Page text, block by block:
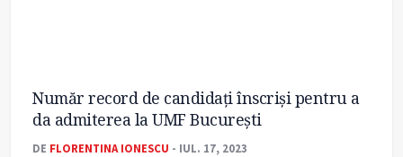
Număr record de candidați înscriși pentru a
da admiterea la UMF București
DE FLORENTINA IONESCU - IUL. 17, 2023